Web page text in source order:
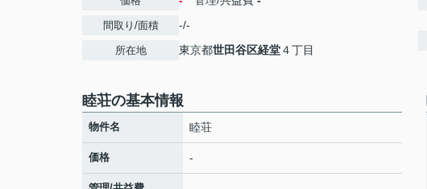
間取り/面積 -/-
所在地 東京都世田谷区経堂４丁目
睦荘の基本情報
物件名 睦荘
価格 -